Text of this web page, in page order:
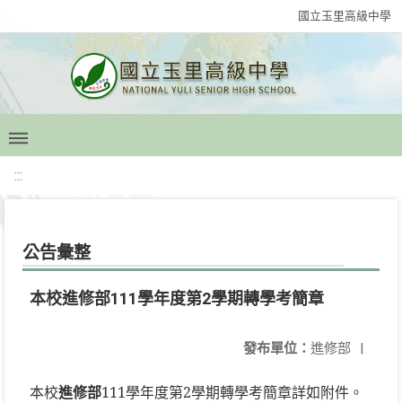
國立玉里高級中學
:::
公告彙整
本校進修部111學年度第2學期轉學考簡章
發布單位： 進修部 |
本校進修部111學年度第2學期轉學考簡章詳如附件。